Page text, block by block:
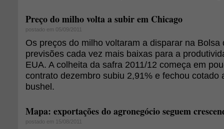
Preço do milho volta a subir em Chicago
postado em 05/09/2011
Os preços do milho voltaram a disparar na Bolsa
previsões cada vez mais baixas para a
EUA. A colheita da safra 2011/12 começa em
contrato dezembro subiu 2,91% e fechou cotado
bushel.
Mapa: exportações do agronegócio seguem
postado em 15/08/2011